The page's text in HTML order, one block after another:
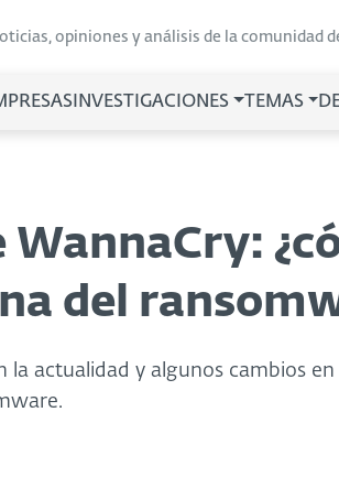
opiniones y análisis de la comunidad
INVESTIGACIONES TEMAS
WannaCry:
del
la actualidad y algunos cambios